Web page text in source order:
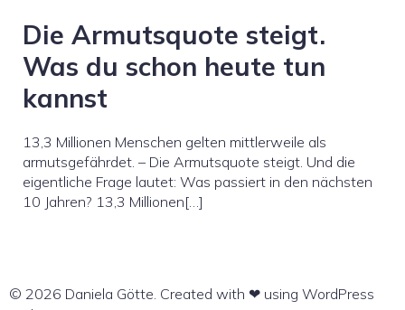
Die Armutsquote steigt.
Was du schon heute tun
kannst
13,3 Millionen Menschen gelten mittlerweile als
armutsgefährdet. – Die Armutsquote steigt. Und die
eigentliche Frage lautet: Was passiert in den nächsten
10 Jahren? 13,3 Millionen[…]
© 2026 Daniela Götte. Created with ❤ using WordPress